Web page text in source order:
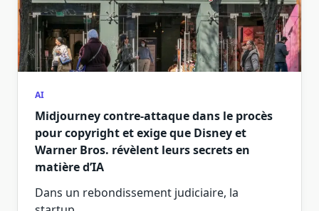
AI
Midjourney contre-attaque dans le procès
pour copyright et exige que Disney et
Warner Bros. révèlent leurs secrets en
matière d’IA
Dans un rebondissement judiciaire, la